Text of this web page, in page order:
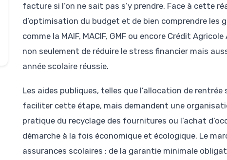
facture si l’on ne sait pas s’y prendre. Face à cette
d’optimisation du budget et de bien comprendre les
comme la MAIF, MACIF, GMF ou encore Crédit
non seulement de réduire le stress financier mais
année scolaire réussie.
Les aides publiques, telles que l’allocation de
faciliter cette étape, mais demandent une
pratique du recyclage des fournitures ou l’achat
démarche à la fois économique et écologique. Le
assurances scolaires : de la garantie minimale